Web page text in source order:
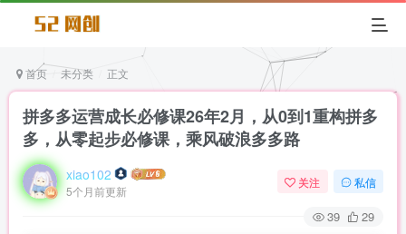
首页 未分类 正文
拼多多运营成长必修课26年2月，从0到1重构拼多
多，从零起步必修课，乘风破浪多多路
xiao102
5个月前更新
关注 私信
39 29